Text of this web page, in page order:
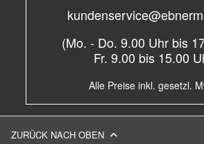
(Mo. - Do. 9.00 Uhr bis
Fr. 9.00 bis 15.00
Alle Preise inkl. gesetzl.
ZURÜCK NACH OBEN